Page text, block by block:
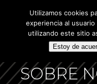
SOBRE
Utilizamos cookies
experiencia al
utilizando este sitio
Estoy de